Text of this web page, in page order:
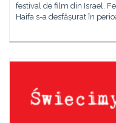
festival de film din Israel.
Haifa s-a desfășurat în